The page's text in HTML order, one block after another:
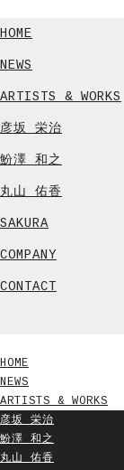
HOME
NEWS
ARTISTS & WORKS
彦坂 栄治
魵澤 和之
丸山 佑香
SAKURA
COMPANY
CONTACT
HOME
NEWS
ARTISTS & WORKS
彦坂 栄治
魵澤 和之
丸山 佑香